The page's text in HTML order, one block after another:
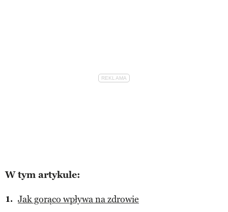
W tym artykule:
Jak gorąco wpływa na zdrowie